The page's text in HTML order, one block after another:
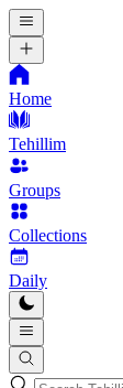
Home
Tehillim
Groups
Collections
Daily